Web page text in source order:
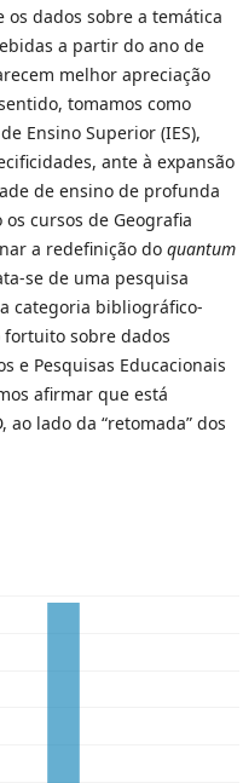
dados sobre a temática
a partir do ano de
melhor apreciação
tomamos como
Ensino Superior (IES),
ante à expansão
de ensino de profunda
cursos de Geografia
a redefinição do quantum
se de uma pesquisa
categoria bibliográfico-
sobre dados
e Pesquisas Educacionais
afirmar que está
lado da “retomada” dos